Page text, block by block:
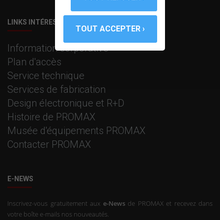
LINKS INTÉRESSANTS
Information corporative
Plan d'accès
Service technique
Services de fabrication
Design électronique et R+D
Histoire de PROMAX
Musée d'équipements PROMAX
Contacter PROMAX
E-NEWS
Inscrivez-vous gratuitement aux e-Newsde PROMAX et recevez dans
votre boîte e-mails nos nouveautés.